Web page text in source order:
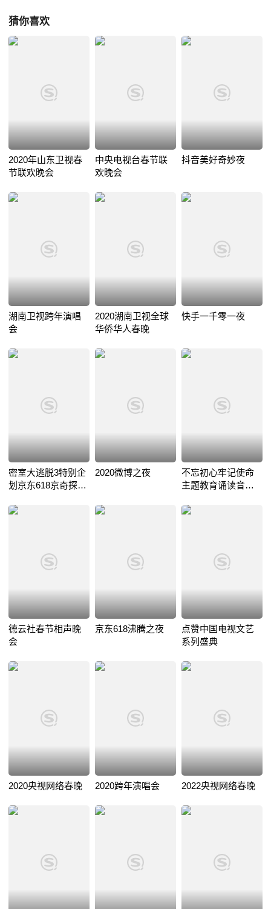
猜你喜欢
2020年山东卫视春
节联欢晚会
中央电视台春节联
欢晚会
抖音美好奇妙夜
湖南卫视跨年演唱
会
2020湖南卫视全球
华侨华人春晚
快手一千零一夜
密室大逃脱3特别企
划京东618京奇探秘
2020微博之夜
不忘初心牢记使命
主题教育诵读音乐
德云社春节相声晚
会
京东618沸腾之夜
点赞中国电视文艺
系列盛典
2020央视网络春晚 2020跨年演唱会 2022央视网络春晚